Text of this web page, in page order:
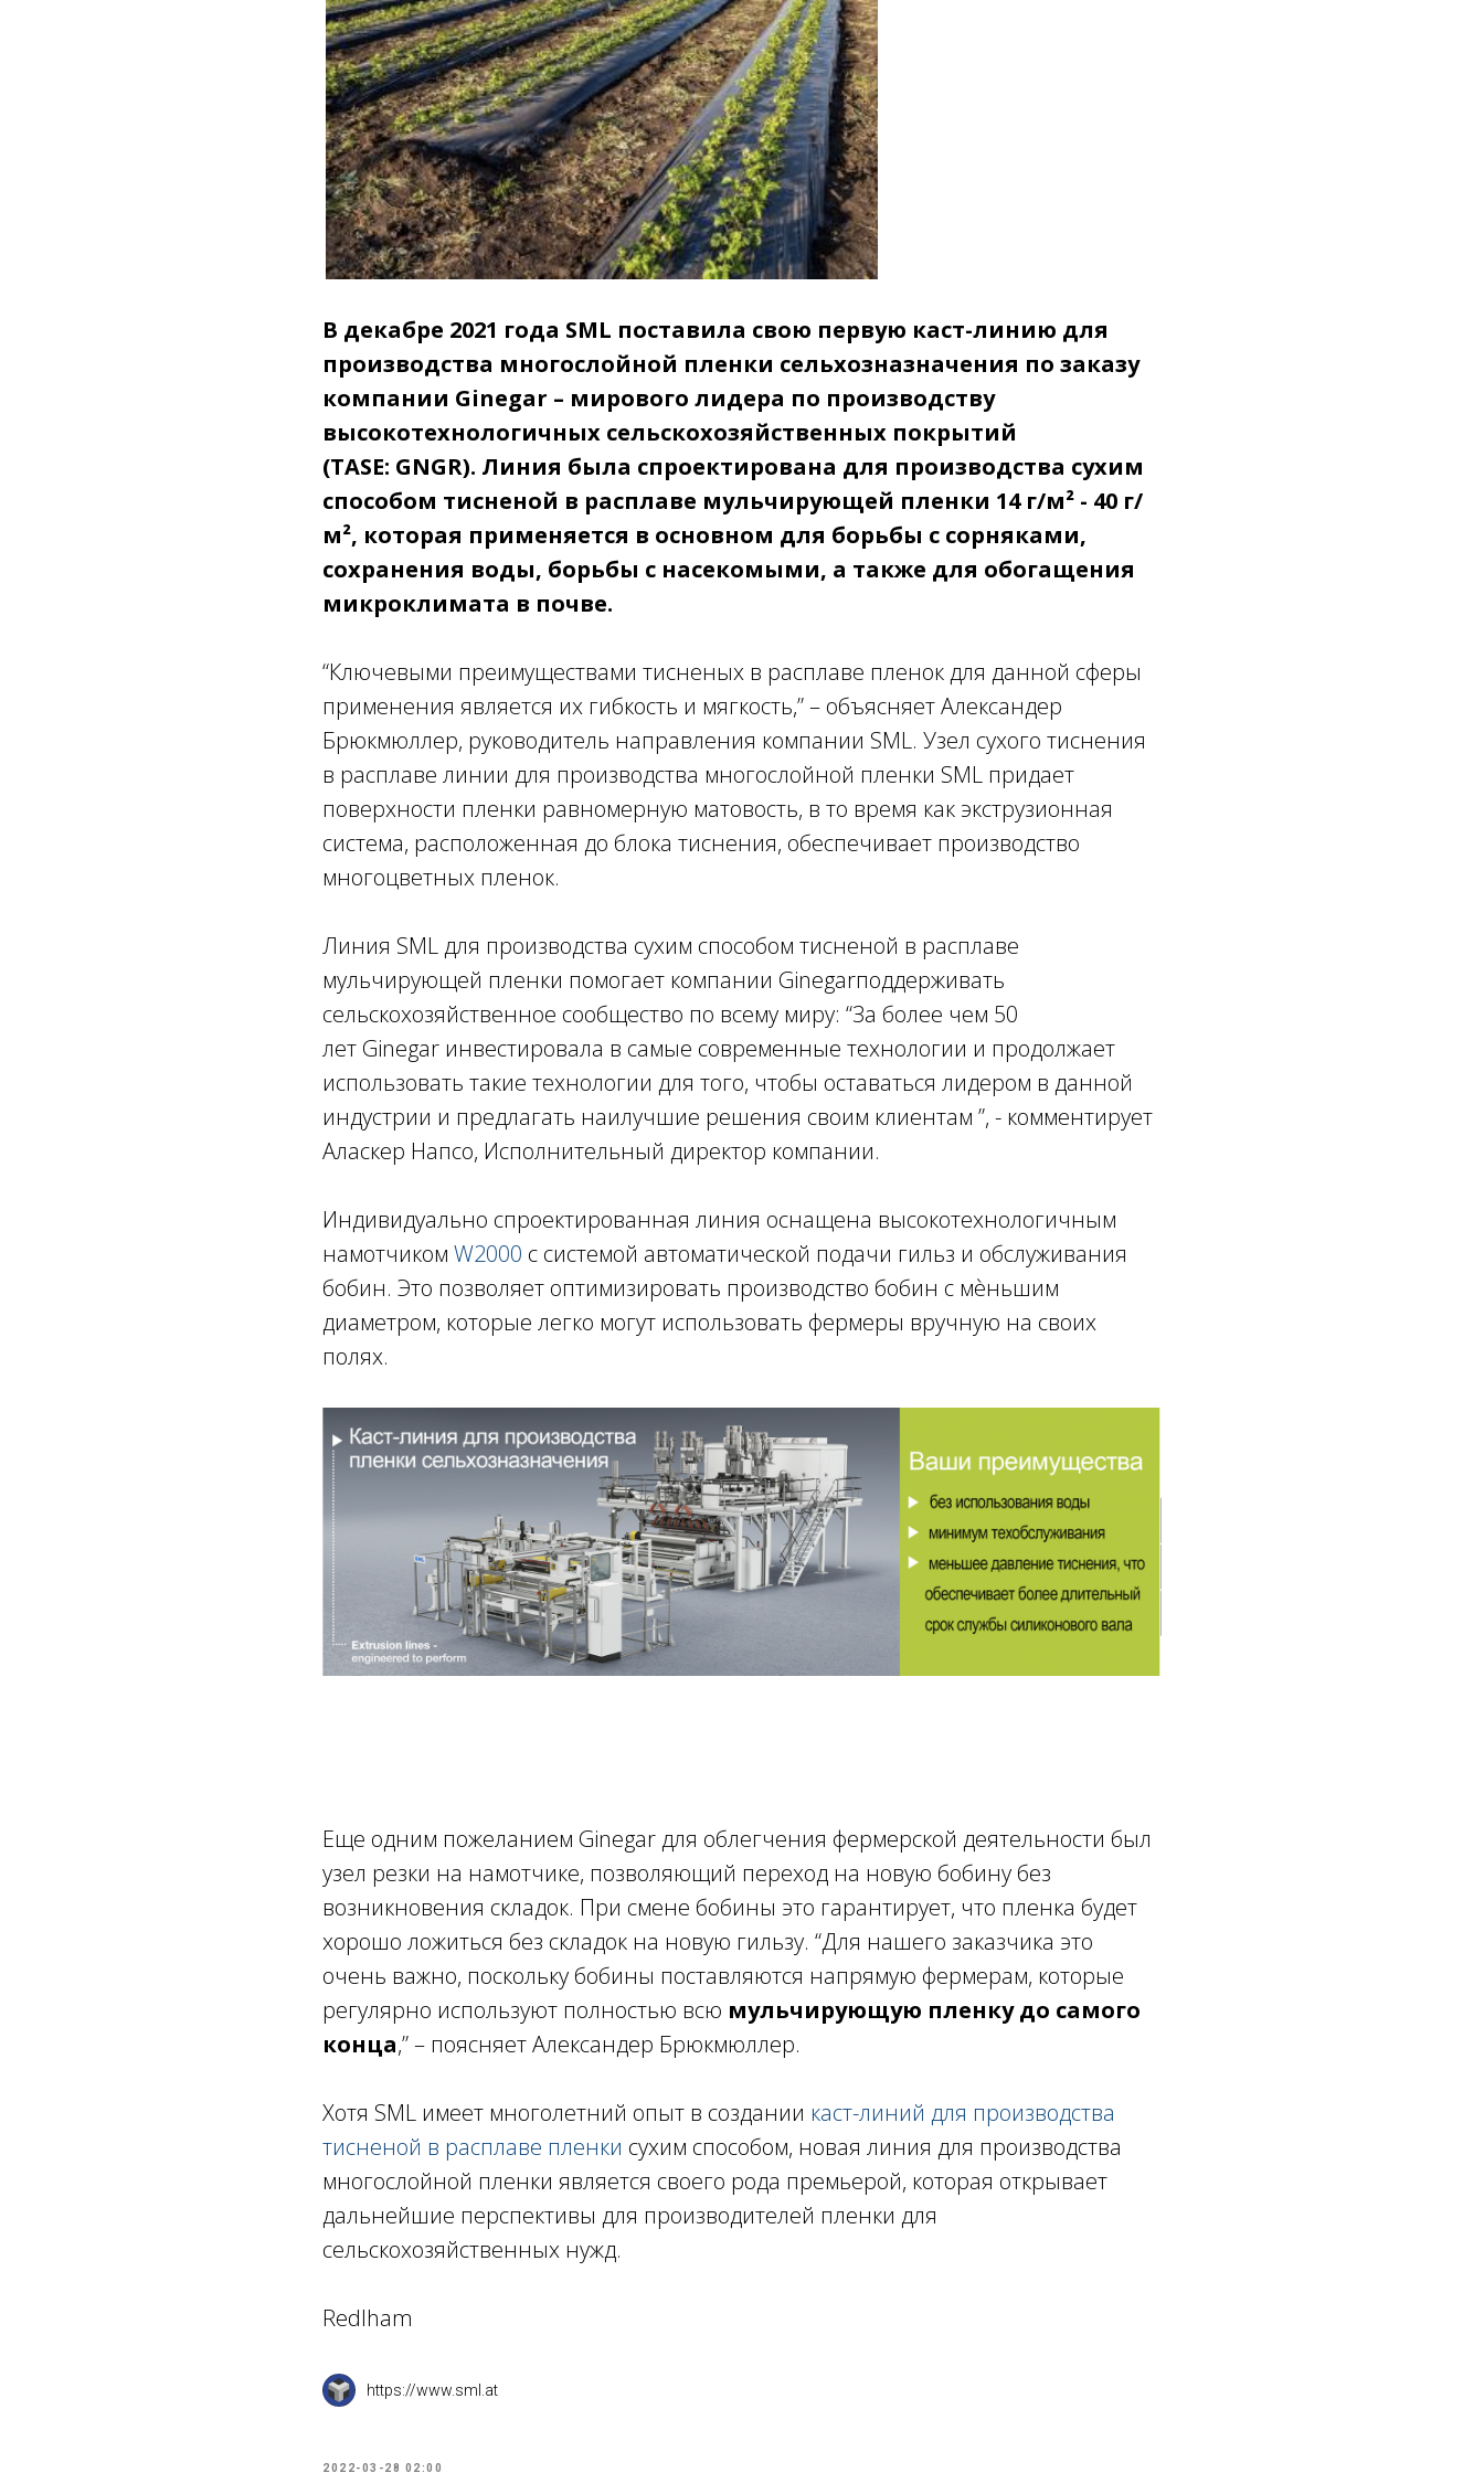
В декабре 2021 года SML поставила свою первую каст-линию для
производства многослойной пленки сельхозназначения по заказу
компании Ginegar – мирового лидера по производству
высокотехнологичных сельскохозяйственных покрытий
(TASE: GNGR). Линия была спроектирована для производства сухим
способом тисненой в расплаве мульчирующей пленки 14 г/м² - 40 г/
м², которая применяется в основном для борьбы с сорняками,
сохранения воды, борьбы с насекомыми, а также для обогащения
микроклимата в почве.
“Ключевыми преимуществами тисненых в расплаве пленок для данной сферы
применения является их гибкость и мягкость,” – объясняет Александер
Брюкмюллер, руководитель направления компании SML. Узел сухого тиснения
в расплаве линии для производства многослойной пленки SML придает
поверхности пленки равномерную матовость, в то время как экструзионная
система, расположенная до блока тиснения, обеспечивает производство
многоцветных пленок.
Линия SML для производства сухим способом тисненой в расплаве
мульчирующей пленки помогает компании Ginegarподдерживать
сельскохозяйственное сообщество по всему миру: “За более чем 50
лет Ginegar инвестировала в самые современные технологии и продолжает
использовать такие технологии для того, чтобы оставаться лидером в данной
индустрии и предлагать наилучшие решения своим клиентам ”, - комментирует
Аласкер Напсо, Исполнительный директор компании.
Индивидуально спроектированная линия оснащена высокотехнологичным
намотчиком W2000 с системой автоматической подачи гильз и обслуживания
бобин. Это позволяет оптимизировать производство бобин с мѐньшим
диаметром, которые легко могут использовать фермеры вручную на своих
полях.
Еще одним пожеланием Ginegar для облегчения фермерской деятельности был
узел резки на намотчике, позволяющий переход на новую бобину без
возникновения складок. При смене бобины это гарантирует, что пленка будет
хорошо ложиться без складок на новую гильзу. “Для нашего заказчика это
очень важно, поскольку бобины поставляются напрямую фермерам, которые
регулярно используют полностью всю мульчирующую пленку до самого
конца,” – поясняет Александер Брюкмюллер.
Хотя SML имеет многолетний опыт в создании каст-линий для производства
тисненой в расплаве пленки сухим способом, новая линия для производства
многослойной пленки является своего рода премьерой, которая открывает
дальнейшие перспективы для производителей пленки для
сельскохозяйственных нужд.
Redlham
https://www.sml.at
2022-03-28 02:00